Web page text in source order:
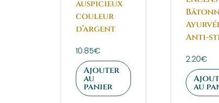
auspicieux
couleur
d’argent
10.85€
Ajouter
au
panier
Anti-
2.20€
au